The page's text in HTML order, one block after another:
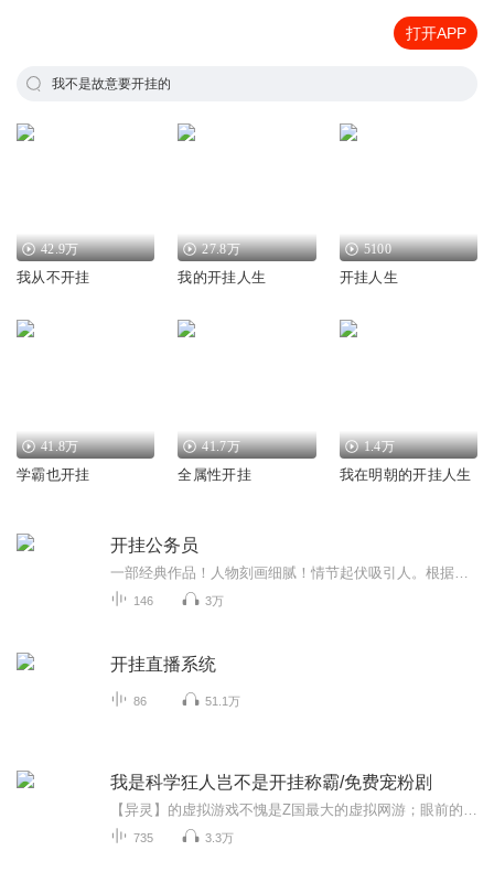
打开APP
我不是故意要开挂的
42.9万
我从不开挂
27.8万
我的开挂人生
5100
开挂人生
41.8万
学霸也开挂
41.7万
全属性开挂
1.4万
我在明朝的开挂人生
开挂公务员
146 3万
开挂直播系统
86 51.1万
我是科学狂人岂不是开挂称霸/免费宠粉剧
735 3.3万